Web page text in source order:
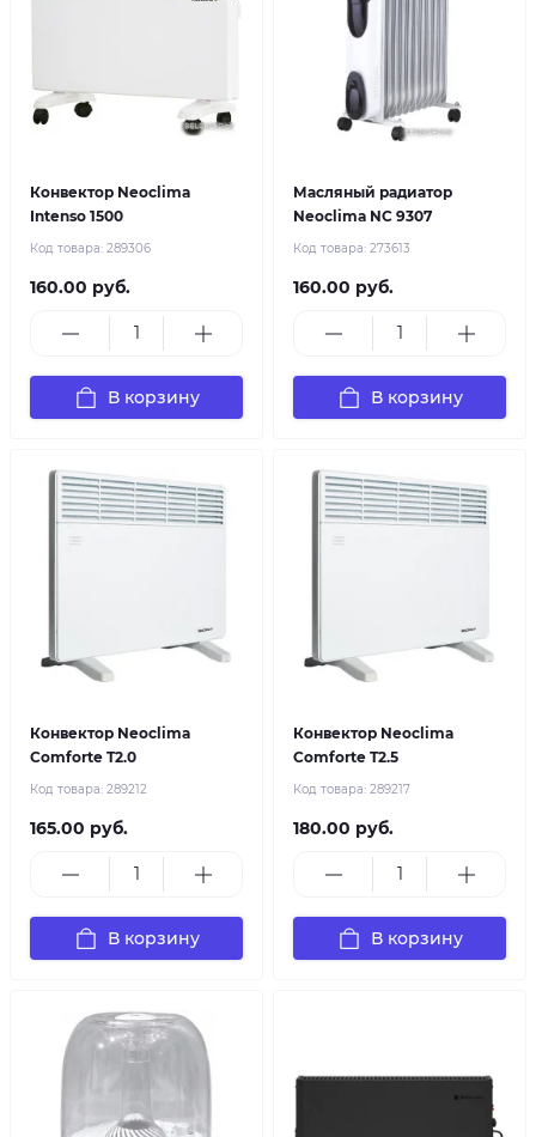
Конвектор Neoclima
Intenso 1500
Код товара: 289306
160.00 руб.
В корзину
Масляный радиатор
Neoclima NC 9307
Код товара: 273613
160.00 руб.
В корзину
Конвектор Neoclima
Comforte T2.0
Код товара: 289212
165.00 руб.
В корзину
Конвектор Neoclima
Comforte T2.5
Код товара: 289217
180.00 руб.
В корзину